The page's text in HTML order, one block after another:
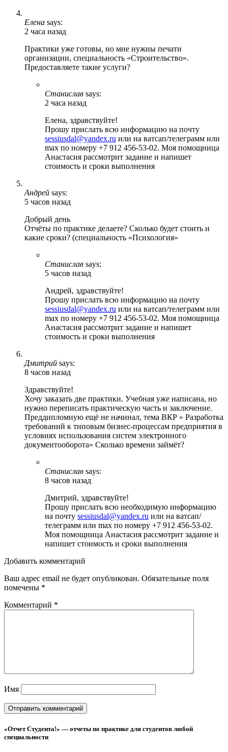
Елена says:
2 часа назад
Практики уже готовы, но мне нужны печати
организации, специальность «Строительство».
Предоставляете такие услуги?
Станислав says:
2 часа назад
Елена, здравствуйте!
Прошу прислать всю информацию на почту
sessiusdal@yandex.ru или на ватсап/телеграмм или
max по номеру +7 912 456-53-02. Моя помощница
Анастасия рассмотрит задание и напишет
стоимость и сроки выполнения
Андрей says:
5 часов назад
Добрый день
Отчёты по практике делаете? Сколько будет стоить и
какие сроки? (специальность «Психология»
Станислав says:
5 часов назад
Андрей, здравствуйте!
Прошу прислать всю информацию на почту
sessiusdal@yandex.ru или на ватсап/телеграмм или
max по номеру +7 912 456-53-02. Моя помощница
Анастасия рассмотрит задание и напишет
стоимость и сроки выполнения
Дмитрий says:
8 часов назад
Здравствуйте!
Хочу заказать две практики. Учебная уже написана, но
нужно переписать практическую часть и заключение.
Преддипломную ещё не начинал, тема ВКР » Разработка
требований к типовым бизнес-процессам предприятия в
условиях использования систем электронного
документооборота» Сколько времени займёт?
Станислав says:
8 часов назад
Дмитрий, здравствуйте!
Прошу прислать всю необходимую информацию
на почту sessiusdal@yandex.ru или на ватсап/
телеграмм или max по номеру +7 912 456-53-02.
Моя помощница Анастасия рассмотрит задание и
напишет стоимость и сроки выполнения
Добавить комментарий
Ваш адрес email не будет опубликован. Обязательные поля
помечены *
Комментарий *
Имя
«Отчет Студента!» — отчеты по практике для студентов любой
специальности